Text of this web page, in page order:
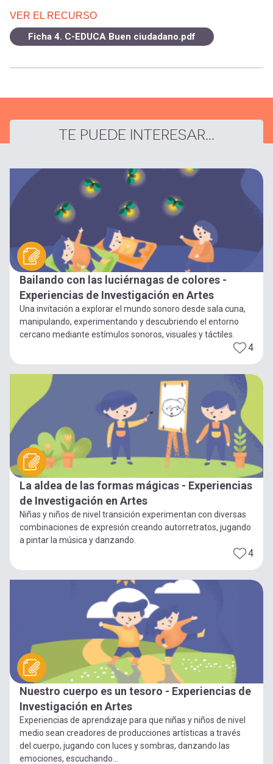
VER EL RECURSO
Ficha 4. C-EDUCA Buen ciudadano.pdf
TE PUEDE INTERESAR...
Bailando con las luciérnagas de colores -
Experiencias de Investigación en Artes
Una invitación a explorar el mundo sonoro desde sala cuna,
manipulando, experimentando y descubriendo el entorno
cercano mediante estímulos sonoros, visuales y táctiles.
4
La aldea de las formas mágicas - Experiencias
de Investigación en Artes
Niñas y niños de nivel transición experimentan con diversas
combinaciones de expresión creando autorretratos, jugando
a pintar la música y danzando.
4
Nuestro cuerpo es un tesoro - Experiencias de
Investigación en Artes
Experiencias de aprendizaje para que niñas y niños de nivel
medio sean creadores de producciones artísticas a través
del cuerpo, jugando con luces y sombras, danzando las
emociones, escuchando...